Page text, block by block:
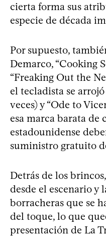
cierta forma sus
especie de década
Por supuesto,
Demarco, “Cooking
“Freaking Out the
el tecladista se
veces) y “Ode to
esa marca barata de
estadounidense
suministro gratuito
Detrás de los
desde el escenario y
borracheras que se
del toque, lo que
presentación de La